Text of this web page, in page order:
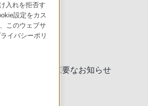
製品に関する重要なお知らせ
入れを拒否す
設定をカス
このウェブサ
イバシーポリ